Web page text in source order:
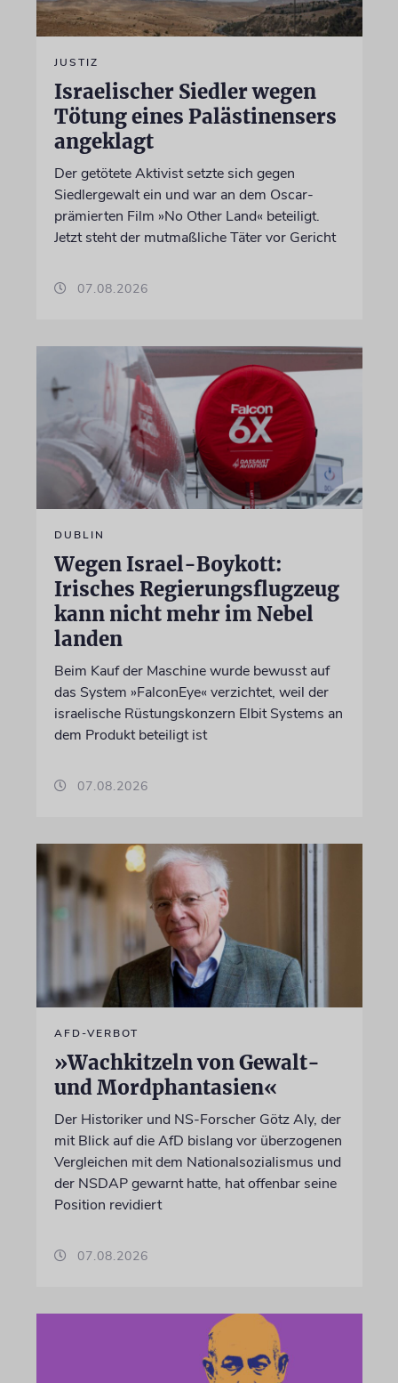
JUSTIZ
Israelischer Siedler wegen
Tötung eines Palästinensers
angeklagt
Der getötete Aktivist setzte sich gegen
Siedlergewalt ein und war an dem Oscar-
prämierten Film »No Other Land« beteiligt.
Jetzt steht der mutmaßliche Täter vor Gericht
07.08.2026
DUBLIN
Wegen Israel-Boykott:
Irisches Regierungsflugzeug
kann nicht mehr im Nebel
landen
Beim Kauf der Maschine wurde bewusst auf
das System »FalconEye« verzichtet, weil der
israelische Rüstungskonzern Elbit Systems an
dem Produkt beteiligt ist
07.08.2026
AFD-VERBOT
»Wachkitzeln von Gewalt-
und Mordphantasien«
Der Historiker und NS-Forscher Götz Aly, der
mit Blick auf die AfD bislang vor überzogenen
Vergleichen mit dem Nationalsozialismus und
der NSDAP gewarnt hatte, hat offenbar seine
Position revidiert
07.08.2026